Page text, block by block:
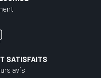
SATISFAITS
avis